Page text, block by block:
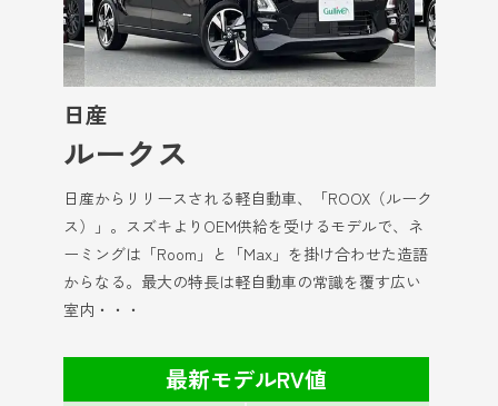
日産
ルークス
日産からリリースされる軽自動車、「ROOX（ルーク
ス）」。スズキよりOEM供給を受けるモデルで、ネ
ーミングは「Room」と「Max」を掛け合わせた造語
からなる。最大の特長は軽自動車の常識を覆す広い
室内・・・
最新モデルRV値